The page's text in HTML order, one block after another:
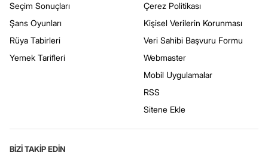
Seçim Sonuçları
Şans Oyunları
Rüya Tabirleri
Yemek Tarifleri
Çerez Politikası
Kişisel Verilerin Korunması
Veri Sahibi Başvuru Formu
Webmaster
Mobil Uygulamalar
RSS
Sitene Ekle
BİZİ TAKİP EDİN